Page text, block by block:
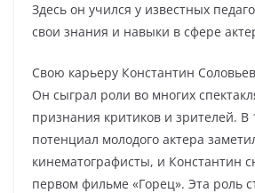
Здесь он учился у известных
свои знания и навыки в сфере
Свою карьеру Константин
Он сыграл роли во многих
признания критиков и зрителей. В
потенциал молодого актера
кинематографисты, и Константин
первом фильме «Горец». Эта роль